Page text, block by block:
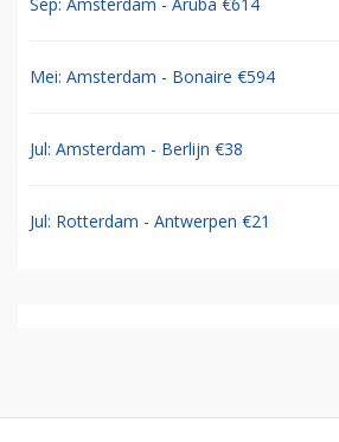
Mei: Amsterdam - Bonaire €594
Jul: Amsterdam - Berlijn €38
Jul: Rotterdam - Antwerpen €21